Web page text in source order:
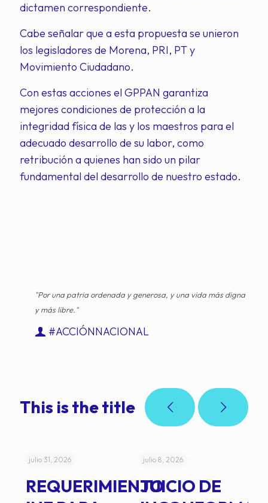
dictamen correspondiente.
Cabe señalar que a esta propuesta se unieron
los legisladores de Morena, PRI, PT y
Movimiento Ciudadano.
Con estas acciones el GPPAN garantiza
mejores condiciones de protección a la
integridad física de las y los maestros para el
adecuado desarrollo de su labor, como
retribución a quienes han sido un pilar
fundamental del desarrollo de nuestro estado.
"Por una patria ordenada y generosa, y una vida más digna
y más libre."
#ACCIÓNNACIONAL
This is the title
julio 31, 2026
REQUERIMIENTO
julio 8, 2026
JUICIO DE